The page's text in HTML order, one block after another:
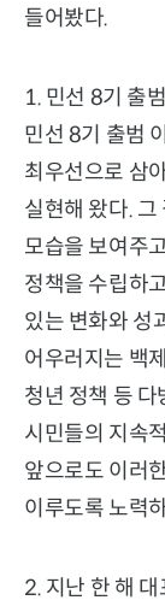
들어봤다.
1. 민선 8기 출
민선 8기 출범
최우선으로 삼
실현해 왔다. 그
모습을 보여주
정책을 수립하
있는 변화와 성
어우러지는 백
청년 정책 등
시민들의 지속
앞으로도 이러
이루도록 노력
2. 지난 한 해